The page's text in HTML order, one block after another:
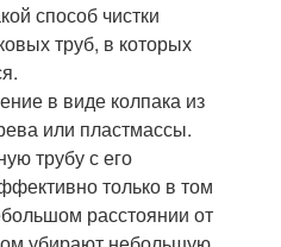
способ чистки
труб, в которых
в виде колпака из
или пластмассы.
трубу с его
только в том
расстоянии от